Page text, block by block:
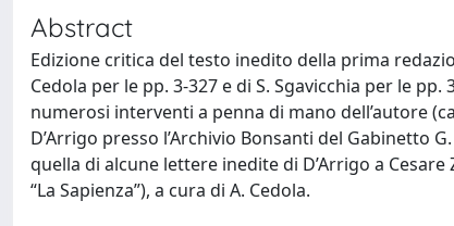
Abstract
Edizione critica del testo inedito della prima
Cedola per le pp. 3-327 e di S. Sgavicchia per le
numerosi interventi a penna di mano dell’autore
D’Arrigo presso l’Archivio Bonsanti del Gabinetto
quella di alcune lettere inedite di D’Arrigo a
“La Sapienza”), a cura di A. Cedola.